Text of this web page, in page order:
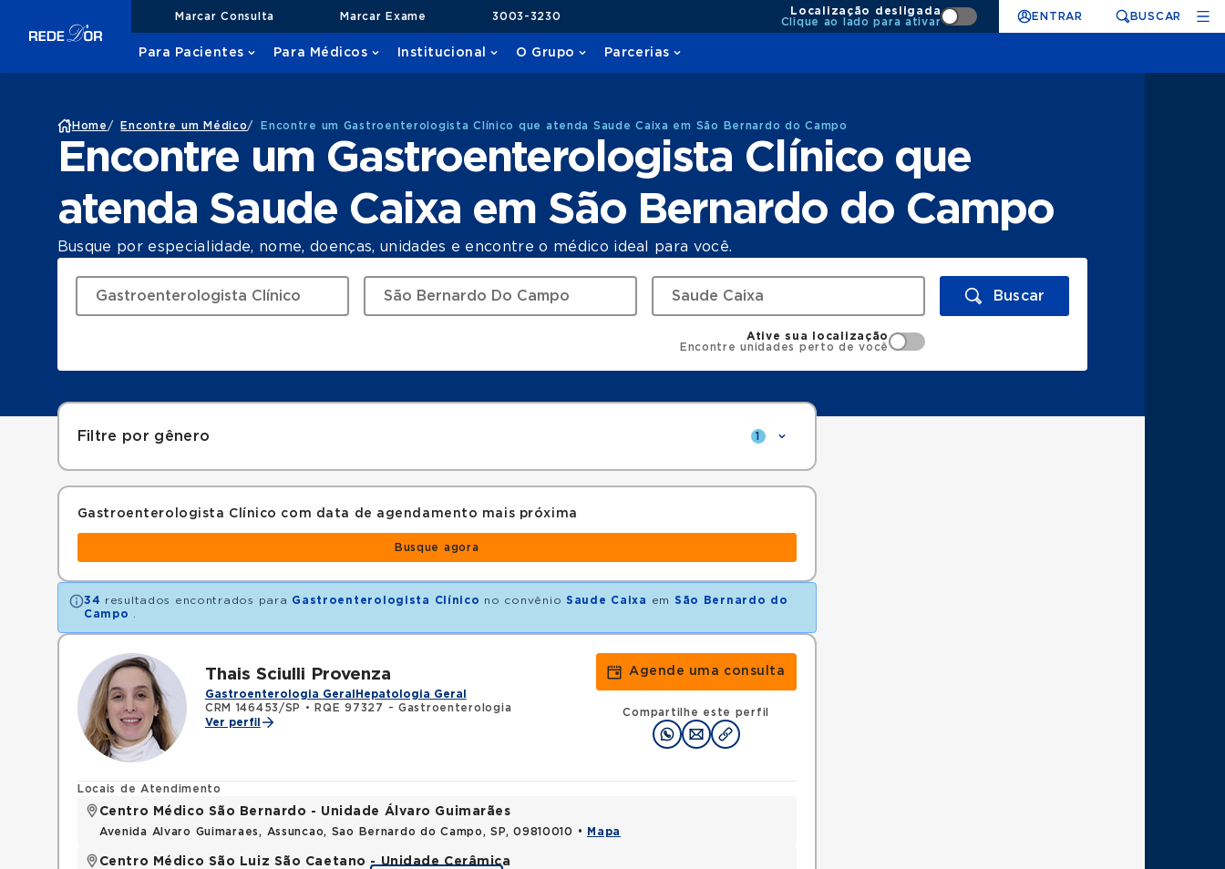
Marcar Consulta Marcar Exame 3003-3230
Localização desligada
Clique ao lado para ativar
ENTRAR BUSCAR
Para Pacientes Para Médicos Institucional O Grupo Parcerias
Home / Encontre um Médico/ Encontre um Gastroenterologista Clínico que atenda Saude Caixa em São Bernardo do Campo
Encontre um Gastroenterologista Clínico que
atenda Saude Caixa em São Bernardo do Campo
Busque por especialidade, nome, doenças, unidades e encontre o médico ideal para você.
Buscar
Ative sua localização
Encontre unidades perto de você
Filtre por gênero 1
Gastroenterologista Clínico com data de agendamento mais próxima
Busque agora
34 resultados encontrados para Gastroenterologista Clínico no convênio Saude Caixa em
São Bernardo do
Campo
Thais Sciulli Provenza
Gastroenterologia Geral Hepatologia Geral
CRM 146453/SP
•
RQE 97327 - Gastroenterologia
Ver perfil
Agende uma consulta
Compartilhe este perfil
Locais de Atendimento
Centro Médico São Bernardo - Unidade Álvaro Guimarães
Avenida Alvaro Guimaraes, Assuncao, Sao Bernardo do Campo, SP, 09810010 • Mapa
Centro Médico São Luiz São Caetano - Unidade Cerâmica